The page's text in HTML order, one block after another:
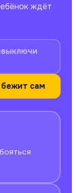
ждёт
сам